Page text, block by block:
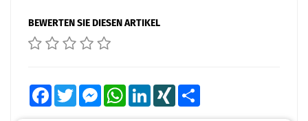
BEWERTEN SIE DIESEN ARTIKEL
FacebookTwitter MessengerWhatsAppLinkedInXING